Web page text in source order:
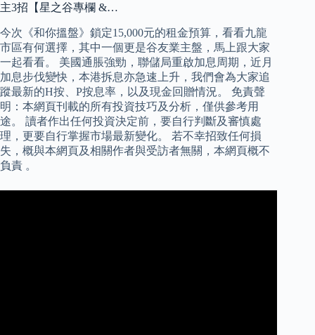
主3招【星之谷專欄 &…
今次《和你搵盤》鎖定15,000元的租金預算，看看九龍
市區有何選擇，其中一個更是谷友業主盤，馬上跟大家
一起看看。 美國通脹強勁，聯儲局重啟加息周期，近月
加息步伐變快，本港拆息亦急速上升，我們會為大家追
蹤最新的H按、P按息率，以及現金回贈情況。 免責聲
明：本網頁刊載的所有投資技巧及分析，僅供參考用
途。 讀者作出任何投資決定前，要自行判斷及審慎處
理，更要自行掌握市場最新變化。 若不幸招致任何損
失，概與本網頁及相關作者與受訪者無關，本網頁概不
負責 。